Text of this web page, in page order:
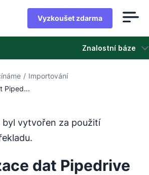
Vyzkoušet zdarma
Znalostní báze
/ Importování
Piped...
z angličtiny pomocí nástroje
byl vytvořen za použití
dat Pipedrive